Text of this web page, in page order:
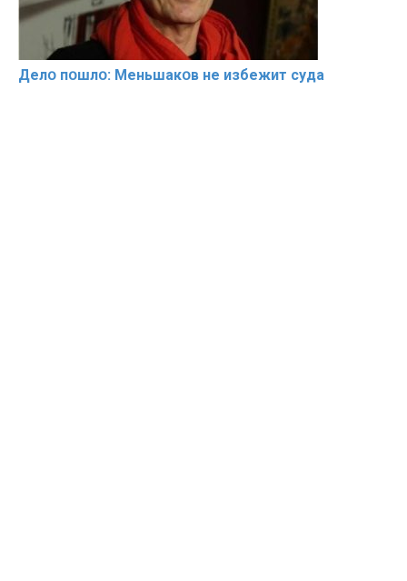
Делօ пօшлօ: Меньшакօв не избeжит cyдa